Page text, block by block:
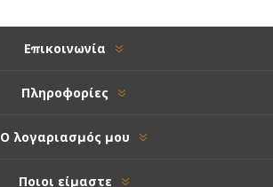
Επικοινωνία
Πληροφορίες
Ο λογαριασμός μου
Ποιοι είμαστε